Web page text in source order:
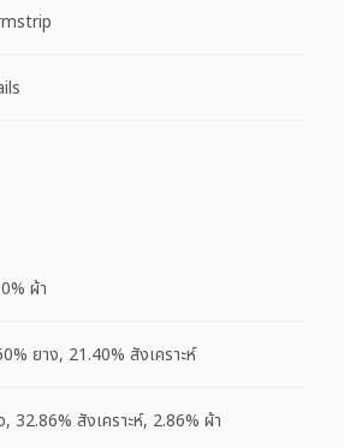
ผ้า
ยาง, 21.40% สังเคราะห์
32.86% สังเคราะห์, 2.86% ผ้า